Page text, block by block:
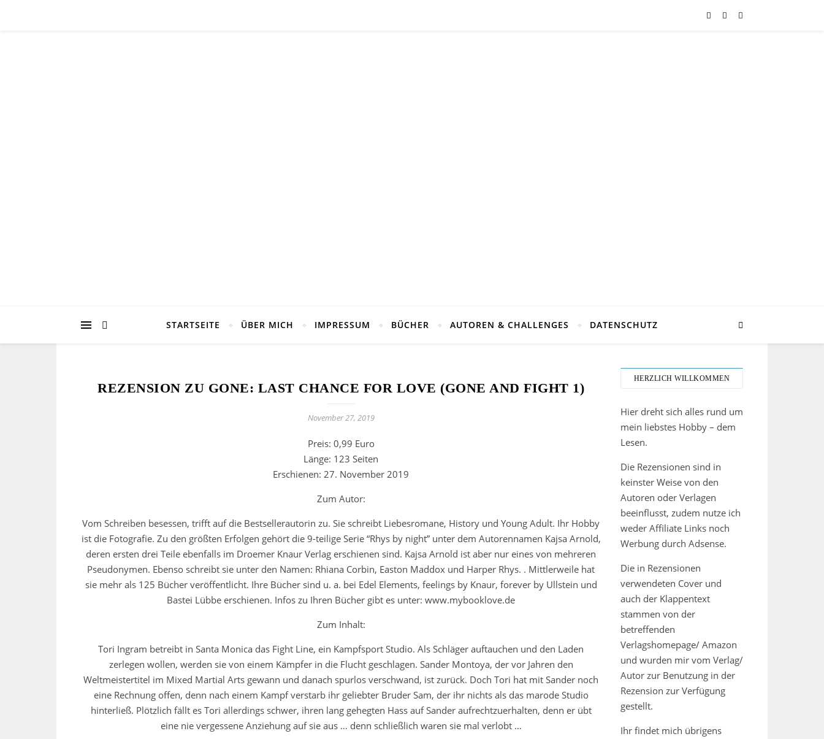
STARTSEITE ÜBER MICH IMPRESSUM BÜCHER AUTOREN & CHALLENGES DATENSCHUTZ
REZENSION ZU GONE: LAST CHANCE FOR LOVE (GONE AND FIGHT 1)
November 27, 2019
Preis: 0,99 Euro
Länge: 123 Seiten
Erschienen: 27. November 2019
Zum Autor:
Vom Schreiben besessen, trifft auf die Bestsellerautorin zu. Sie schreibt Liebesromane, History und Young Adult. Ihr Hobby
ist die Fotografie. Zu den größten Erfolgen gehört die 9-teilige Serie “Rhys by night” unter dem Autorennamen Kajsa Arnold,
deren ersten drei Teile ebenfalls im Droemer Knaur Verlag erschienen sind. Kajsa Arnold ist aber nur eines von mehreren
Pseudonymen. Ebenso schreibt sie unter den Namen: Rhiana Corbin, Easton Maddox und Harper Rhys. . Mittlerweile hat
sie mehr als 125 Bücher veröffentlicht. Ihre Bücher sind u. a. bei Edel Elements, feelings by Knaur, forever by Ullstein und
Bastei Lübbe erschienen. Infos zu Ihren Bücher gibt es unter: www.mybooklove.de
Zum Inhalt:
Tori Ingram betreibt in Santa Monica das Fight Line, ein Kampfsport Studio. Als Schläger auftauchen und den Laden
zerlegen wollen, werden sie von einem Kämpfer in die Flucht geschlagen. Sander Montoya, der vor Jahren den
Weltmeistertitel im Mixed Martial Arts gewann und danach spurlos verschwand, ist zurück. Doch Tori hat mit Sander noch
eine Rechnung offen, denn nach einem Kampf verstarb ihr geliebter Bruder Sam, der ihr nichts als das marode Studio
hinterließ. Plötzlich fällt es Tori allerdings schwer, ihren lang gehegten Hass auf Sander aufrechtzuerhalten, denn er übt
eine nie vergessene Anziehung auf sie aus … denn schließlich waren sie mal verlobt …
HERZLICH WILLKOMMEN
Hier dreht sich alles rund um
mein liebstes Hobby – dem
Lesen.
Die Rezensionen sind in
keinster Weise von den
Autoren oder Verlagen
beeinflusst, zudem nutze ich
weder Affiliate Links noch
Werbung durch Adsense.
Die in Rezensionen
verwendeten Cover und
auch der Klappentext
stammen von der
betreffenden
Verlagshomepage/ Amazon
und wurden mir vom Verlag/
Autor zur Benutzung in der
Rezension zur Verfügung
gestellt.
Ihr findet mich übrigens